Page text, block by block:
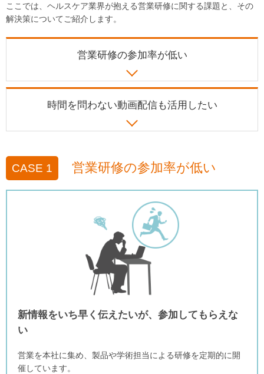
ここでは、ヘルスケア業界が抱える営業研修に関する課題と、その
解決策についてご紹介します。
営業研修の参加率が低い
時間を問わない動画配信も活用したい
CASE 1 営業研修の参加率が低い
新情報をいち早く伝えたいが、参加してもらえな
い
営業を本社に集め、製品や学術担当による研修を定期的に開
催しています。